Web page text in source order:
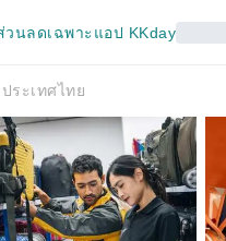
วนลดเฉพาะแอป KKday
ระเทศไทย